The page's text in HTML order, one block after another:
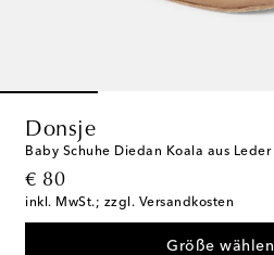
Donsje
Baby Schuhe Diedan Koala aus Leder
€ 80
original price
inkl. MwSt.; zzgl. Versandkosten
Größe wählen